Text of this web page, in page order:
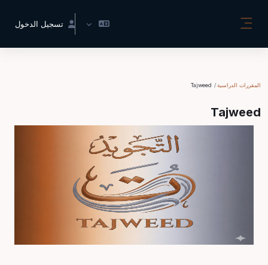
تسجيل الدخول
المقررات الدراسية Tajweed
Tajweed